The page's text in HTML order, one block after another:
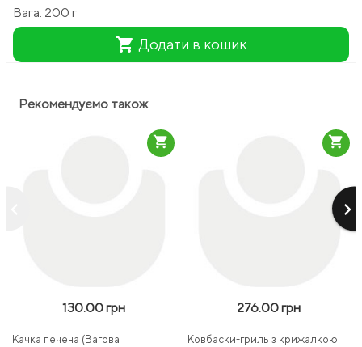
Вага: 200 г
shopping_cart Додати в кошик
Рекомендуємо також
keyboard_arrow_right
130.00 грн
Качка печена (Вагова
shopping_cart
276.00 грн
Ковбаски-гриль з крижалкою
shopping_cart